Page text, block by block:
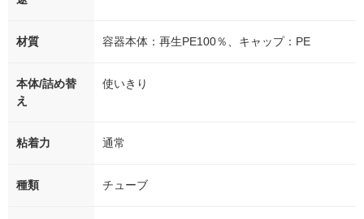
材質 容器本体：再生PE100％、キャップ：PE
本体/詰め替
え
使いきり
粘着力 通常
種類 チューブ